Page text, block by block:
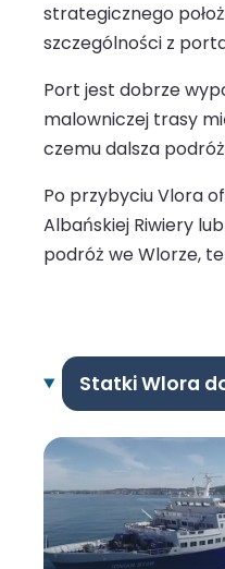
strategicznego
szczególności z
Port jest dobrze
malowniczej trasy
czemu dalsza
Po przybyciu Vlora
Albańskiej Riwiery
podróż we Wlorze,
Statki Wlora